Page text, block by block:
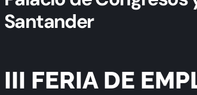
Santander
III FERIA DE